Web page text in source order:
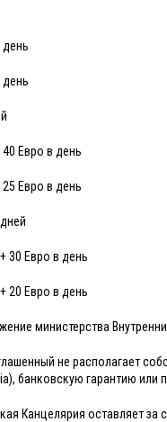
день
день
Евро в день
Евро в день
30 Евро в день
20 Евро в день
министерства
не располагает
банковскую гарантию или
Канцелярия оставляет